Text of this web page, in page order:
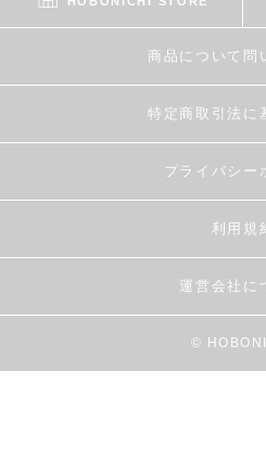
商品について問
特定商取引法に
プライバシー
利用規
運営会社に
©